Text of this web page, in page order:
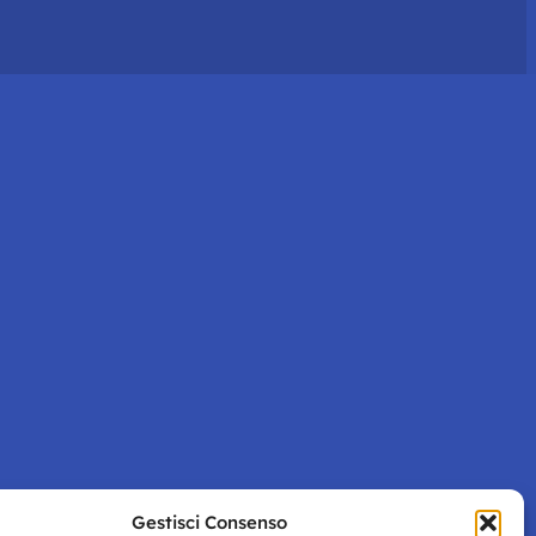
Gestisci Consenso